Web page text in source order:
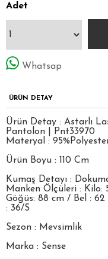
Adet
Whatsap
ÜRÜN DETAY
Ürün Detay : Astarlı
Pantolon | Pnt33970
Materyal :
Ürün Boyu : 110 Cm
Kumaş Detayı :
Manken Ölçüleri : Kilo:
Göğüs: 88 cm / Bel :
: 36/S
Sezon : Mevsimlik
Marka : Sense